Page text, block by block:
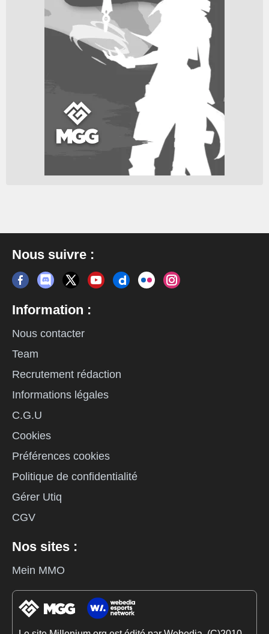
Nous suivre :
Information :
Nous contacter
Team
Recrutement rédaction
Informations légales
C.G.U
Cookies
Préférences cookies
Politique de confidentialité
Gérer Utiq
CGV
Nos sites :
Mein MMO